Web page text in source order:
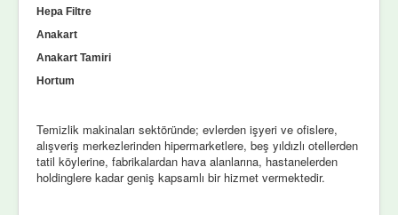
Hepa Filtre
Anakart
Anakart Tamiri
Hortum
Temizlik makinaları sektöründe; evlerden işyeri ve ofislere,
alışveriş merkezlerinden hipermarketlere, beş yıldızlı otellerden
tatil köylerine, fabrikalardan hava alanlarına, hastanelerden
holdinglere kadar geniş kapsamlı bir hizmet vermektedir.